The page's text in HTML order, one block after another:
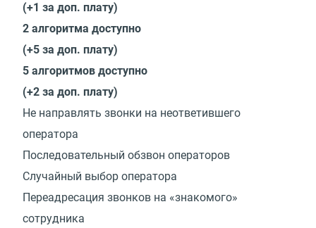
(+1 за доп. плату)
2 алгоритма доступно
(+5 за доп. плату)
5 алгоритмов доступно
(+2 за доп. плату)
Не направлять звонки на неответившего
оператора
Последовательный обзвон операторов
Случайный выбор оператора
Переадресация звонков на «знакомого»
сотрудника